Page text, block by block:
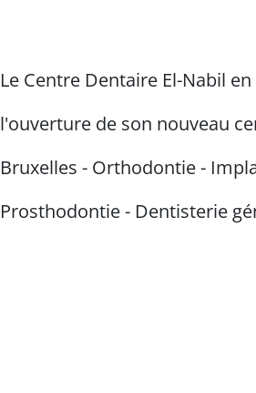
Le Centre Dentaire El-Nabil
l'ouverture de son nouveau
Bruxelles - Orthodontie -
Prosthodontie - Dentisterie